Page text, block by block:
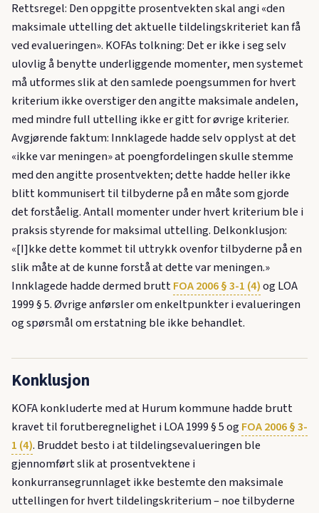
Rettsregel: Den oppgitte prosentvekten skal angi «den
maksimale uttelling det aktuelle tildelingskriteriet kan få
ved evalueringen». KOFAs tolkning: Det er ikke i seg selv
ulovlig å benytte underliggende momenter, men systemet
må utformes slik at den samlede poengsummen for hvert
kriterium ikke overstiger den angitte maksimale andelen,
med mindre full uttelling ikke er gitt for øvrige kriterier.
Avgjørende faktum: Innklagede hadde selv opplyst at det
«ikke var meningen» at poengfordelingen skulle stemme
med den angitte prosentvekten; dette hadde heller ikke
blitt kommunisert til tilbyderne på en måte som gjorde
det forståelig. Antall momenter under hvert kriterium ble i
praksis styrende for maksimal uttelling. Delkonklusjon:
«[I]kke dette kommet til uttrykk ovenfor tilbyderne på en
slik måte at de kunne forstå at dette var meningen.»
Innklagede hadde dermed bruttFOA 2006 § 3-1 (4)og LOA
1999 § 5. Øvrige anførsler om enkeltpunkter i evalueringen
og spørsmål om erstatning ble ikke behandlet.
Konklusjon
KOFA konkluderte med at Hurum kommune hadde brutt
kravet til forutberegnelighet i LOA 1999 § 5 ogFOA 2006 § 3-
1 (4). Bruddet besto i at tildelingsevalueringen ble
gjennomført slik at prosentvektene i
konkurransegrunnlaget ikke bestemte den maksimale
uttellingen for hvert tildelingskriterium – noe tilbyderne